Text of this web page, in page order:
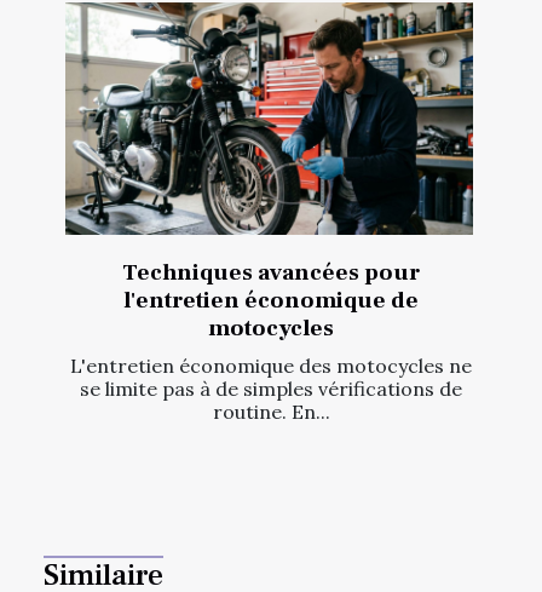
Techniques avancées pour
l'entretien économique de
motocycles
L'entretien économique des motocycles ne
se limite pas à de simples vérifications de
routine. En...
Similaire